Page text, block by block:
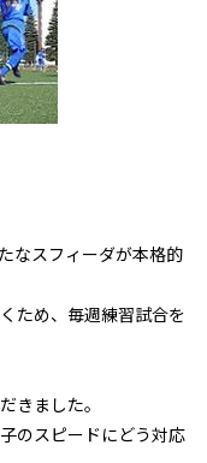
なスフィーダが本格的
ため、毎週練習試合を
きました。
のスピードにどう対応